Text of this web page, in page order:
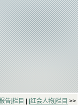
告]栏目 [红会人物]栏目 >>